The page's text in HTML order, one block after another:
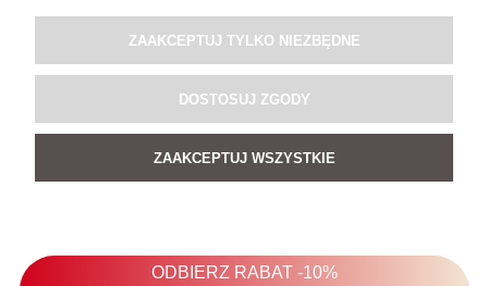
ZAAKCEPTUJ TYLKO NIEZBĘDNE
DOSTOSUJ ZGODY
ZAAKCEPTUJ WSZYSTKIE